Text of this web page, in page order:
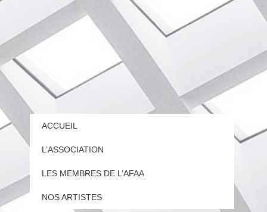
ACCUEIL
L’ASSOCIATION
LES MEMBRES DE L’AFAA
NOS ARTISTES